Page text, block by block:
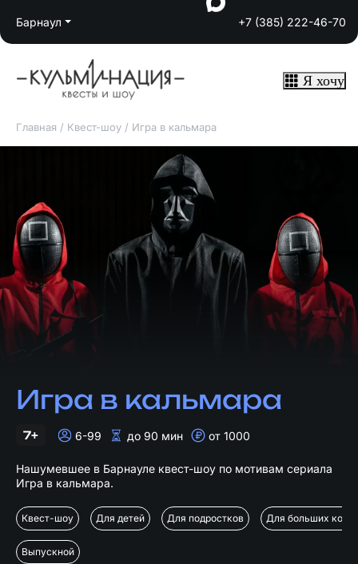
Барнаул +7 (385) 222-46-70
Я хочу
Главная / Квест-шоу / Игра в кальмара
Игра в кальмара
7+ 6-99 до 90 мин от 1000
Нашумевшее в Барнауле квест-шоу по мотивам сериала
Игра в кальмара.
Квест-шоу Для детей Для подростков Для больших
Выпускной